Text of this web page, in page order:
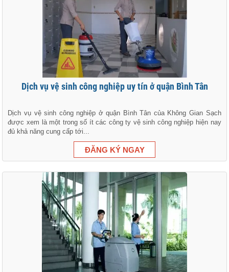
Dịch vụ vệ sinh công nghiệp uy tín ở quận Bình Tân
Dịch vụ vệ sinh công nghiệp ở quận Bình Tân của Không Gian Sạch
được xem là một trong số ít các công ty vệ sinh công nghiệp hiện nay
đủ khả năng cung cấp tới...